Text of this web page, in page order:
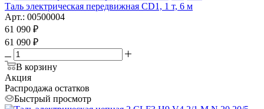
Таль электрическая передвижная CD1, 1 т, 6 м
Арт.: 00500004
61 090 ₽
61 090 ₽
В корзину
Акция
Распродажа остатков
Быстрый просмотр